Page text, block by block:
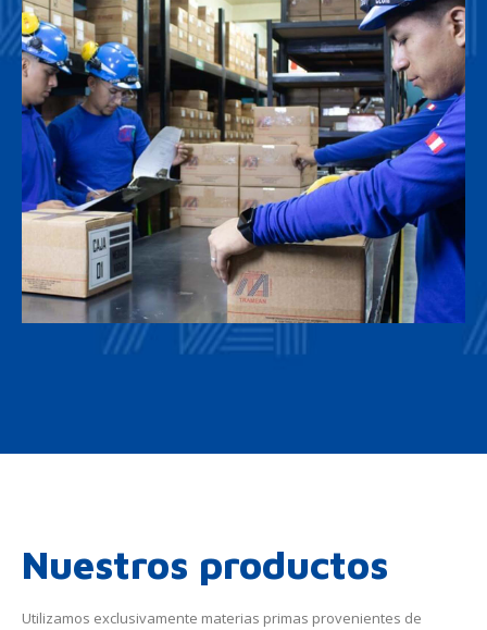
Nuestros productos
Utilizamos exclusivamente materias primas provenientes de